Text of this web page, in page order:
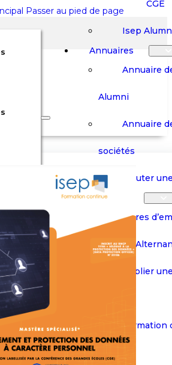
Passer au pied de page
sur le site
vide.
Boutique
Connecter
Panier
Se
Connecter
/
CGE
Isep
Annuaires
Annuaire
Alumni
Annuaire
sociétés
Ajouter
Carrières
Offres
Stages /
Publier
Formation